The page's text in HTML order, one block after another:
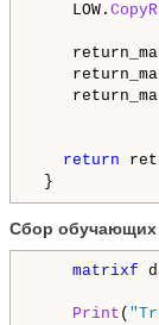
LOW.
return
}
Сбор обучающих
matrixf
Print (